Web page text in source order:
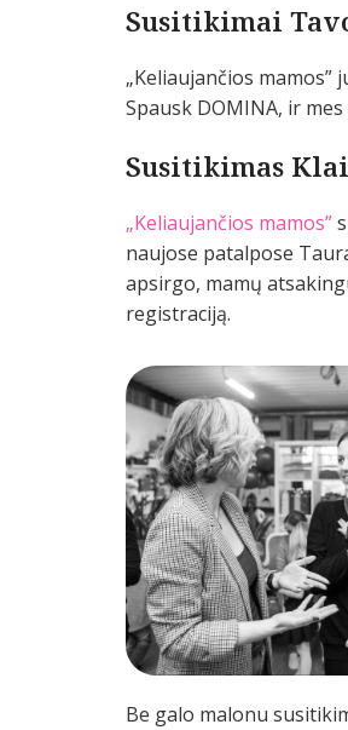
Susitikimai
„Keliaujančios
Spausk DOMINA, ir
Susitikimas
„Keliaujančios mamos”
naujose patalpose
apsirgo, mamų
registraciją.
Be galo malonu